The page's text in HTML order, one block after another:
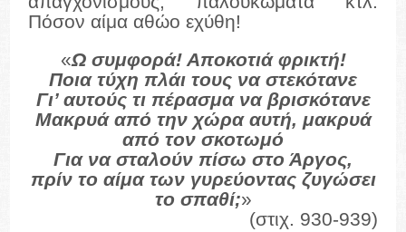
Πόσον αίμα αθώο εχύθη!
«Ω συμφορά! Αποκοτιά φρικτή!
Ποια τύχη πλάι τους να στεκότανε
Γι’ αυτούς τι πέρασμα να βρισκότανε
Μακρυά από την χώρα αυτή, μακρυά
από τον σκοτωμό
Για να σταλούν πίσω στο Άργος,
πρίν το αίμα των γυρεύοντας ζυγώσει
το σπαθί;»
(στιχ. 930-939)